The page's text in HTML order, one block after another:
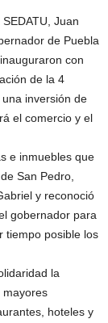
Juan
de Puebla
con
de la 4
inversión de
el comercio y el
e inmuebles que
San Pedro,
y reconoció
gobernador para
tiempo posible los
la
mayores
hoteles y